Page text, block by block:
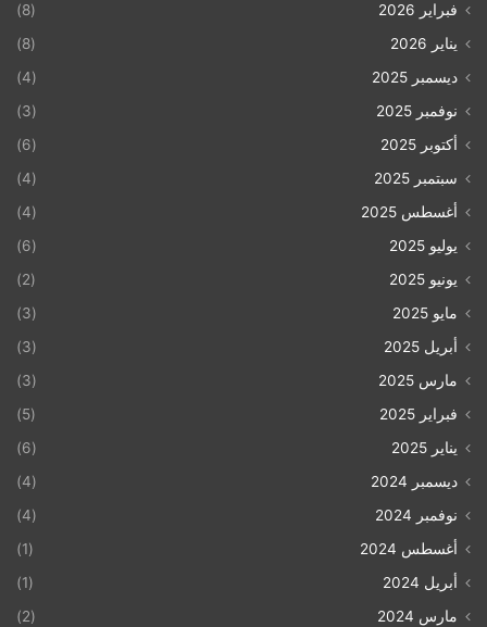
فبراير 2026
(8)
يناير 2026
(8)
ديسمبر 2025
(4)
نوفمبر 2025
(3)
أكتوبر 2025
(6)
سبتمبر 2025
(4)
أغسطس 2025
(4)
يوليو 2025
(6)
يونيو 2025
(2)
مايو 2025
(3)
أبريل 2025
(3)
مارس 2025
(3)
فبراير 2025
(5)
يناير 2025
(6)
ديسمبر 2024
(4)
نوفمبر 2024
(4)
أغسطس 2024
(1)
أبريل 2024
(1)
مارس 2024
(2)